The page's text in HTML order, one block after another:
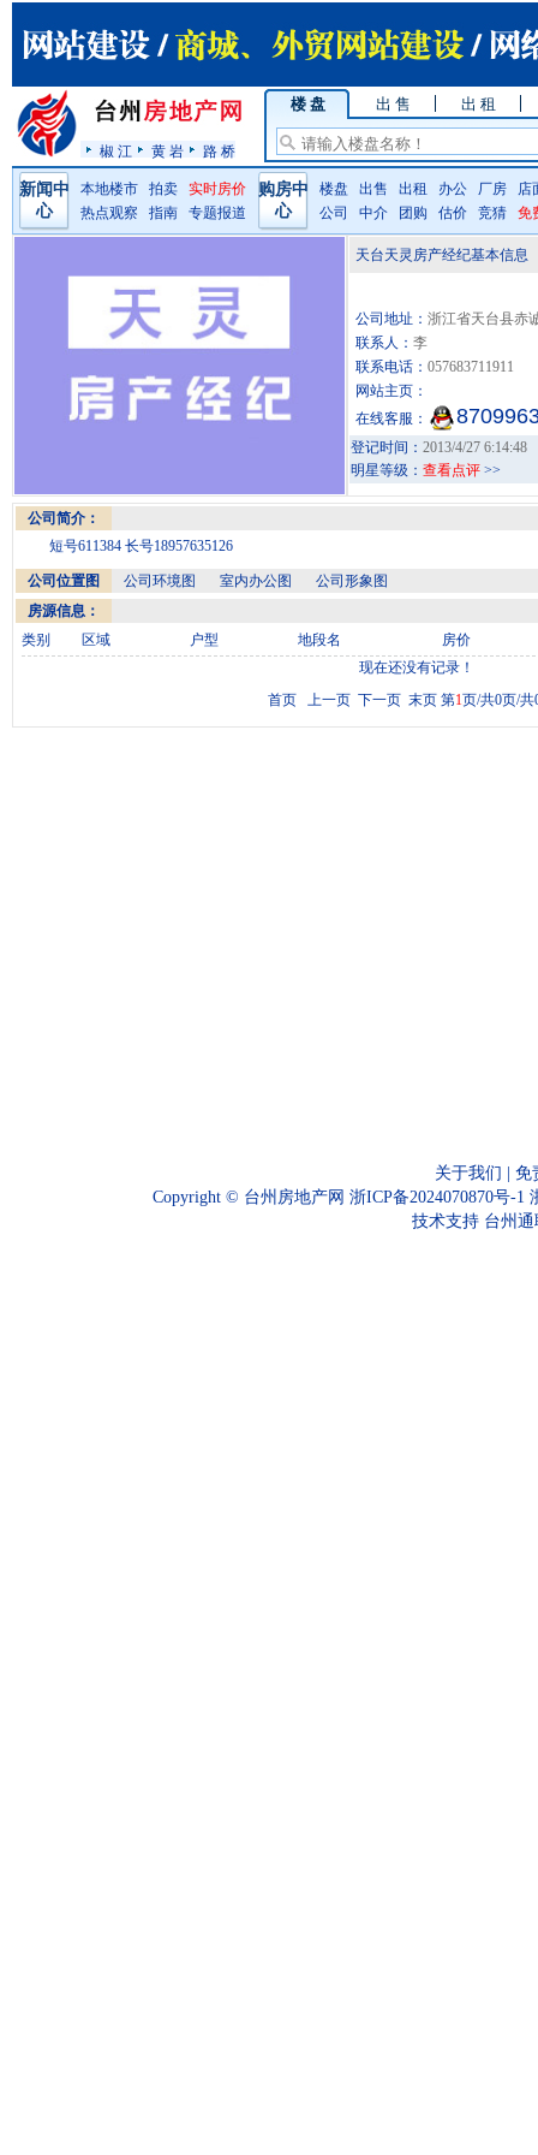
椒 江 黄 岩 路 桥
楼 盘 出 售 出 租
新闻中
心
本地楼市 拍卖
实时房价
热点观察
指南 专题报道
购房中
心
楼盘 出售 出租 办公 厂房
店
公司
中介 团购 估价 竞猜 免
天台天灵房产经纪基本信息
公司地址： 浙江省天台县赤
联系人： 李
联系电话： 057683711911
网站主页：
在线客服：
登记时间： 2013/4/27 6:14:48
明星等级： 查看点评 >>
公司简介：
短号611384 长号18957635126
公司位置图 公司环境图 室内办公图
公司形象图
房源信息：
类别
区域 户型 地段名
房价
现在还没有记录！
首页 上一页 下一页 末页 第1页/共0页/共
关于我们
免
Copyright © 台州房地产网 浙ICP备2024070870号-1
技术支持 台州